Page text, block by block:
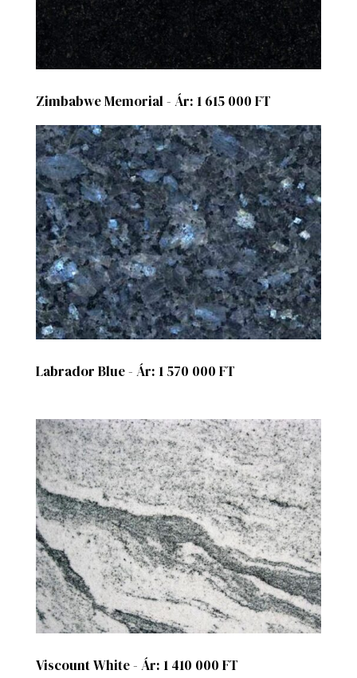
Zimbabwe Memorial - Ár: 1 615 000 FT
Labrador Blue - Ár: 1 570 000 FT
Viscount White - Ár: 1 410 000 FT